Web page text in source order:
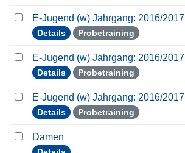
E-Jugend (w) Jahrgang: 2016/2017
Details Probetraining
E-Jugend (w) Jahrgang: 2016/2017
Details Probetraining
E-Jugend (w) Jahrgang: 2016/2017
Details Probetraining
Damen